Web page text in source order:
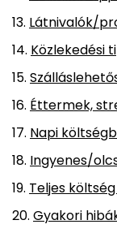
Látnivalók/
Közlekedési
Éttermek,
Napi
Ingyenes/
Teljes
Gyakori